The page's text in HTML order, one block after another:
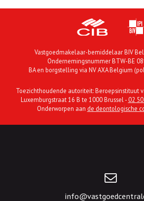
Vastgoedmakelaar-bemiddelaar BIV
Ondernemingsnummer BTW-BE
BA en borgstelling via NV AXA Belgium
Toezichthoudende autoriteit: Beroepsinstituut
Luxemburgstraat 16 B te 1000 Brussel - 02
Onderworpen aan de deontologische